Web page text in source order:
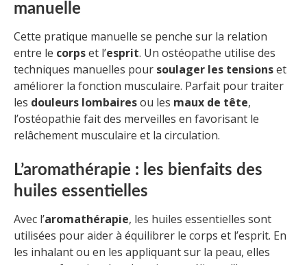
manuelle
Cette pratique manuelle se penche sur la relation
entre le corpset l’esprit. Un ostéopathe utilise des
techniques manuelles pour soulager les tensionset
améliorer la fonction musculaire. Parfait pour traiter
les douleurs lombairesou les maux de tête,
l’ostéopathie fait des merveilles en favorisant le
relâchement musculaire et la circulation.
L’aromathérapie : les bienfaits des
huiles essentielles
Avec l’aromathérapie, les huiles essentielles sont
utilisées pour aider à équilibrer le corps et l’esprit. En
les inhalant ou en les appliquant sur la peau, elles